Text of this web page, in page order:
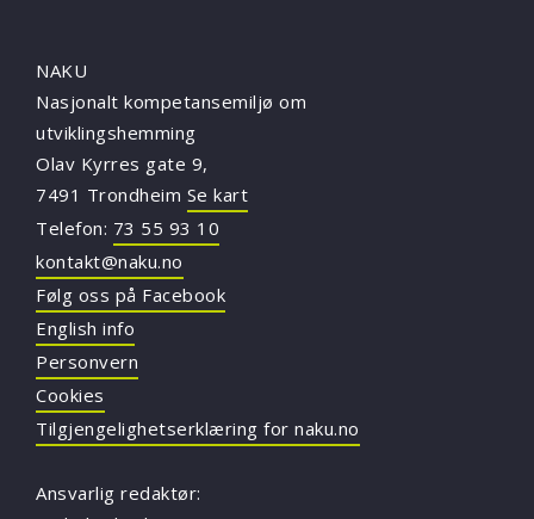
NAKU
Nasjonalt kompetansemiljø om
utviklingshemming
Olav Kyrres gate 9,
7491 Trondheim Se kart
Telefon: 73 55 93 10
kontakt@naku.no
Følg oss på Facebook
English info
Personvern
Cookies
Tilgjengelighetserklæring for naku.no
Ansvarlig redaktør: